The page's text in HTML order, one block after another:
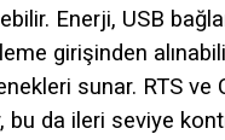
Enerji, USB
girişinden
sunar. RTS ve
bu da ileri seviye